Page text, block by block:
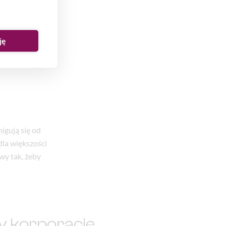
stabilność i
zatrudnionej
się od
większości
tak, żeby